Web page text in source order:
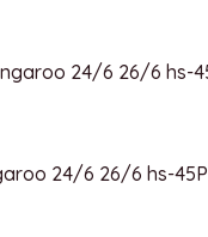
24/6 26/6 hs-45P